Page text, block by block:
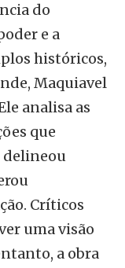
do
e a
históricos,
Maquiavel
analisa as
que
delineou
Críticos
uma visão
a obra